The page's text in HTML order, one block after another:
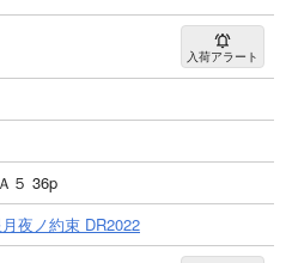
入荷アラート
５ 36p
夜ノ約束 DR2022